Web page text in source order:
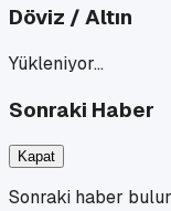
Döviz / Altın
Yükleniyor…
Sonraki Haber
Kapat
Sonraki haber